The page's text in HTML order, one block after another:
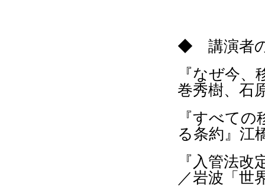
◆ 講演者
『なぜ今、
巻秀樹、石
『すべて
る条約』江
『入管法
／岩波「世